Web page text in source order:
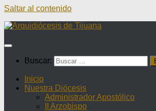
Saltar al contenido
Buscar:
Inicio
Nuestra Diócesis
Administrador Apostólico
II Arzobispo